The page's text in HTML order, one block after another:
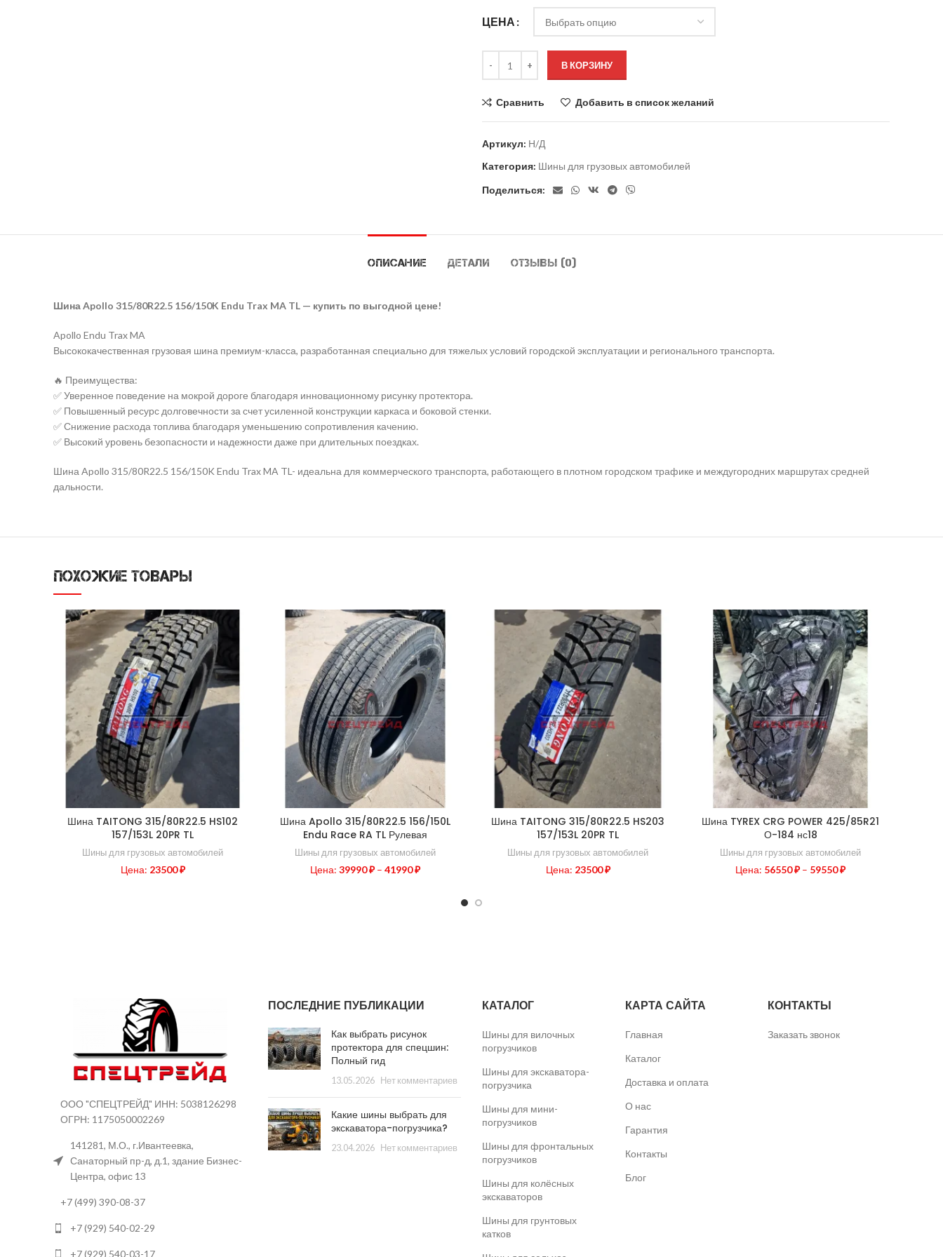
ЦЕНА
В КОРЗИНУ
Сравнить Добавить в список желаний
Артикул: Н/Д
Категория: Шины для грузовых автомобилей
Поделиться:
ОПИСАНИЕ ДЕТАЛИ ОТЗЫВЫ (0)
Шина Apollo 315/80R22.5 156/150K Endu Trax MA TL — купить по выгодной цене!
Apollo Endu Trax MA
Высококачественная грузовая шина премиум-класса, разработанная специально для тяжелых условий городской эксплуатации и регионального транспорта.
🔥 Преимущества:
✅ Уверенное поведение на мокрой дороге благодаря инновационному рисунку протектора.
✅ Повышенный ресурс долговечности за счет усиленной конструкции каркаса и боковой стенки.
✅ Снижение расхода топлива благодаря уменьшению сопротивления качению.
✅ Высокий уровень безопасности и надежности даже при длительных поездках.
Шина Apollo 315/80R22.5 156/150K Endu Trax MA TL- идеальна для коммерческого транспорта, работающего в плотном городском трафике и междугородних маршрутах средней
дальности.
ПОХОЖИЕ ТОВАРЫ
Шина TAITONG 315/80R22.5 HS102
157/153L 20PR TL
Шины для грузовых автомобилей
Цена: 23500₽
Шина Apollo 315/80R22.5 156/150L
Endu Race RA TL Рулевая
Шины для грузовых автомобилей
Цена: 39990₽– 41990₽
Шина TAITONG 315/80R22.5 HS203
157/153L 20PR TL
Шины для грузовых автомобилей
Цена: 23500₽
Шина TYREX CRG POWER 425/85R21
О-184 нс18
Шины для грузовых автомобилей
Цена: 56550₽– 59550₽
ООО "СПЕЦТРЕЙД" ИНН: 5038126298
ОГРН: 1175050002269
141281, М.О., г.Ивантеевка,
Санаторный пр-д, д.1, здание Бизнес-
Центра, офис 13
+7 (499) 390-08-37
+7 (929) 540-02-29
+7 (929) 540-03-17
ПОСЛЕДНИЕ ПУБЛИКАЦИИ
​​Как выбрать рисунок
протектора для спецшин:
Полный гид
13.05.2026 Нет комментариев
Какие шины выбрать для
экскаватора-погрузчика?
23.04.2026 Нет комментариев
КАТАЛОГ
Шины для вилочных
погрузчиков
Шины для экскаватора-
погрузчика
Шины для мини-
погрузчиков
Шины для фронтальных
погрузчиков
Шины для колёсных
экскаваторов
Шины для грунтовых
катков
КАРТА САЙТА
Главная
Каталог
Доставка и оплата
О нас
Гарантия
Контакты
Блог
КОНТАКТЫ
Заказать звонок